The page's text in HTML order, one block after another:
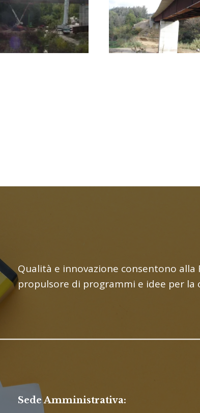
Qualità e innovazione consentono alla
propulsore di programmi e idee per
Sede Amministrativa: